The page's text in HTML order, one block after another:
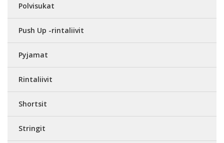
Polvisukat
Push Up -rintaliivit
Pyjamat
Rintaliivit
Shortsit
Stringit